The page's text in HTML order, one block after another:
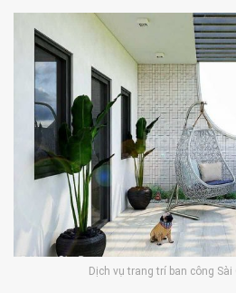
Dịch vụ trang trí ban công Sài